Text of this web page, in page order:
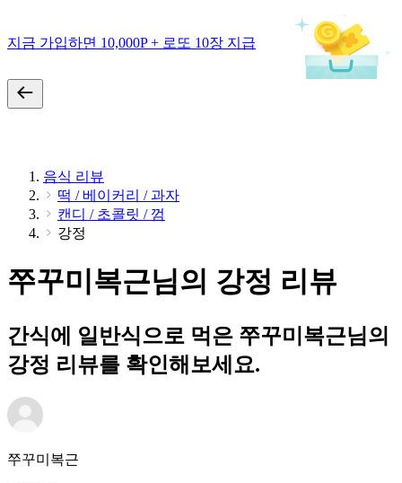
지금 가입하면 10,000P + 로또 10장 지급
음식 리뷰
떡 / 베이커리 / 과자
캔디 / 초콜릿 / 껌
강정
쭈꾸미복근님의 강정 리뷰
간식에 일반식으로 먹은 쭈꾸미복근님의
강정 리뷰를 확인해보세요.
쭈꾸미복근